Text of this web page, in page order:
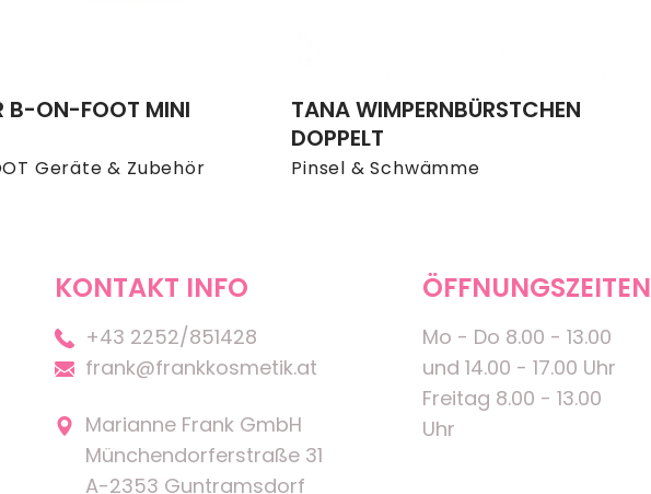
Geräte & Zubehör
B-ON-FOOT MINI
Pinsel & Schwämme
TANA WIMPERNBÜRSTCHEN
DOPPELT
KONTAKT INFO
+43 2252/851428
frank@frankkosmetik.at
Marianne Frank GmbH
Münchendorferstraße 31
A-2353 Guntramsdorf
ÖFFNUNGSZEITEN
Mo - Do 8.00 - 13.00
und 14.00 - 17.00 Uhr
Freitag 8.00 - 13.00
Uhr